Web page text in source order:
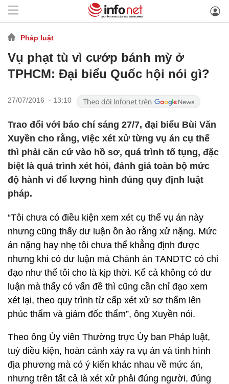
Pháp luật
Vụ phạt tù vì cướp bánh mỳ ở
TPHCM: Đại biểu Quốc hội nói gì?
27/07/2016 - 13:10
Trao đổi với báo chí sáng 27/7, đại biểu Bùi Văn
Xuyền cho rằng, việc xét xử từng vụ án cụ thể
thì phải căn cứ vào hồ sơ, quá trình tố tụng, đặc
biệt là quá trình xét hỏi, đánh giá toàn bộ mức
độ hành vi để lượng hình đúng quy định luật
pháp.
“Tôi chưa có điều kiện xem xét cụ thể vụ án này
nhưng cũng thấy dư luận ồn ào rằng xử nặng. Mức
án nặng hay nhẹ tôi chưa thể khẳng định được
nhưng khi có dư luận mà Chánh án TANDTC có chỉ
đạo như thế tôi cho là kịp thời. Kể cả không có dư
luận mà thấy có vấn đề thì cũng cần chỉ đạo xem
xét lại, theo quy trình từ cấp xét xử sơ thẩm lên
phúc thẩm và giám đốc thẩm”, ông Xuyền nói.
Theo ông Ủy viên Thường trực Ủy ban Pháp luật,
tuỳ điều kiện, hoàn cảnh xảy ra vụ án và tình hình
địa phương mà có ý kiến khác nhau về mức án,
nhưng trên tất cả là xét xử phải đúng người, đúng